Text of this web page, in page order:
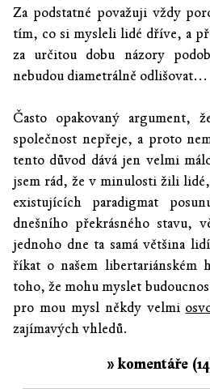
Za podstatné považuji vždy
tím, co si mysleli lidé dříve, a
za určitou dobu názory
nebudou diametrálně odlišovat...
Často opakovaný
společnost nepřeje, a proto
tento důvod dává jen velmi
jsem rád, že v minulosti žili
existujících paradigmat
dnešního překrásného stavu,
jednoho dne ta samá většina
říkat o našem libertariánském
toho, že mohu myslet
pro mou mysl někdy velmi
zajímavých vhledů.
» komentáře